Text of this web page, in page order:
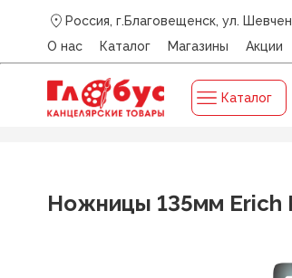
Россия, г.Благовещенск, ул.
О нас
Каталог Магазины Акции
Каталог
Главная /Каталог/ НОЖНИЦЫ,
Ножницы 135мм Erich